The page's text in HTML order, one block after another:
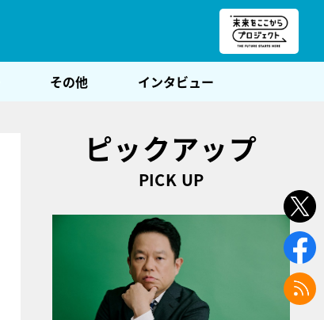
その他 インタビュー
ピックアップ
PICK UP